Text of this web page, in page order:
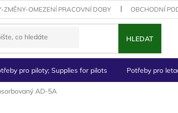
ZMĚNY-OMEZENÍ PRACOVNÍ DOBY OBCHODNÍ
HLEDAT
pro piloty; Supplies for pilots Potřeby pro
AD-5A